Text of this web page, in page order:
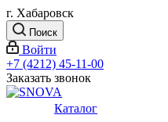
г. Хабаровск
Поиск
Войти
+7 (4212) 45-11-00
Заказать звонок
Каталог